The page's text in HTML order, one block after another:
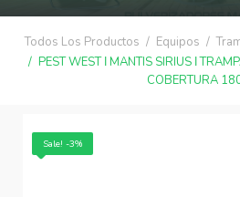
Todos Los Productos Equipos
PEST WEST ǀ MANTIS SIRIUS ǀ
COBERTURA
Sale! -3%